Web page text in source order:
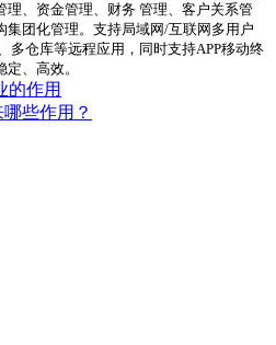
、资金管理、财务 管理、客户关系管
团化管理。支持局域网/互联网多用户
多仓库等远程应用，同时支持APP移动终
、高效。
的作用
些作用？